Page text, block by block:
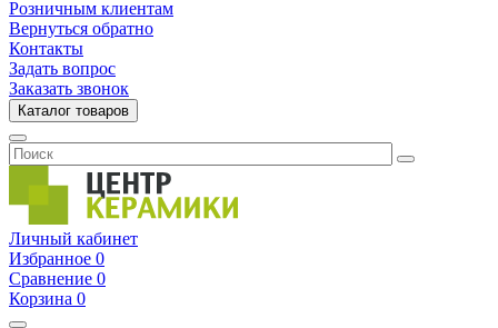
Розничным клиентам
Вернуться обратно
Контакты
Задать вопрос
Заказать звонок
Каталог товаров
Личный кабинет
Избранное 0
Сравнение 0
Корзина 0